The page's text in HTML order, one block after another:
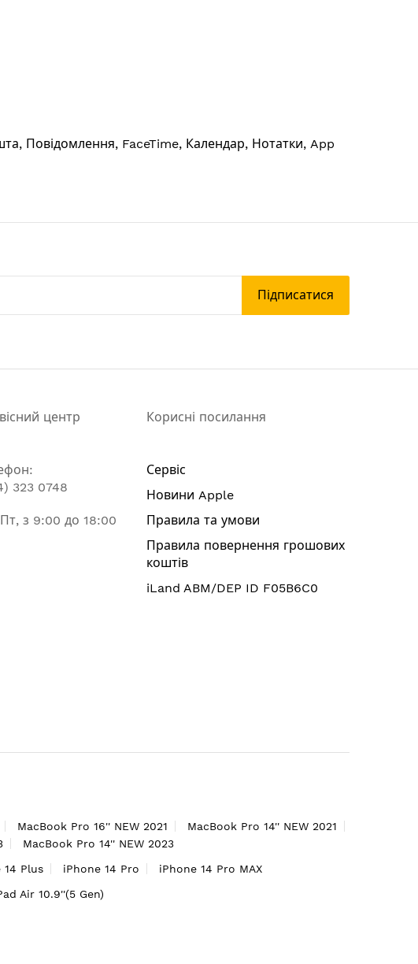
Повідомлення, FaceTime, Календар, Нотатки, App
Підписатися
центр
323 0748
з 9:00 до 18:00
Корисні посилання
Сервіс
Новини Apple
Правила та умови
Правила повернення грошових
коштів
iLand ABM/DEP ID F05B6C0
MacBook Pro 16'' NEW 2021
MacBook Pro 14'' NEW 2021
MacBook Pro 14'' NEW 2023
14 Plus iPhone 14 Pro
iPhone 14 Pro MAX
Air 10.9''(5 Gen)